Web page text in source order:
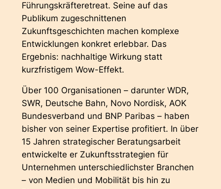
Führungskräfteretreat. Seine auf das
Publikum zugeschnittenen
Zukunftsgeschichten machen komplexe
Entwicklungen konkret erlebbar. Das
Ergebnis: nachhaltige Wirkung statt
kurzfristigem Wow-Effekt.
Über 100 Organisationen – darunter WDR,
SWR, Deutsche Bahn, Novo Nordisk, AOK
Bundesverband und BNP Paribas – haben
bisher von seiner Expertise profitiert. In über
15 Jahren strategischer Beratungsarbeit
entwickelte er Zukunftsstrategien für
Unternehmen unterschiedlichster Branchen
– von Medien und Mobilität bis hin zu